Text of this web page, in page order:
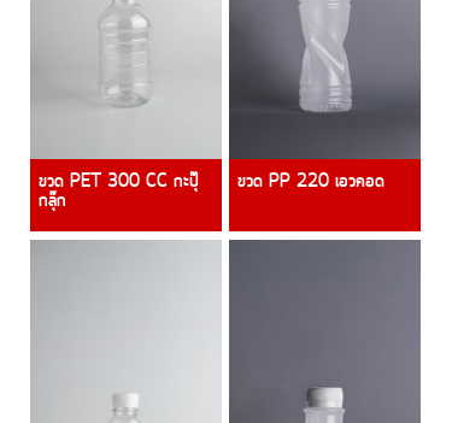
ขวด PET 300 CC กะปุ๊
กลุ๊ก
ขวด PP 220 เอวคอด